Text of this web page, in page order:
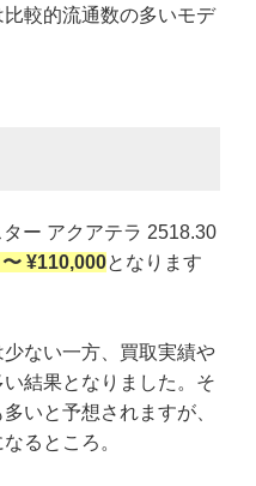
較的流通数の多いモデ
ー アクアテラ 2518.30
¥110,000となります
ない一方、買取実績や
結果となりました。そ
いと予想されますが、
るところ。